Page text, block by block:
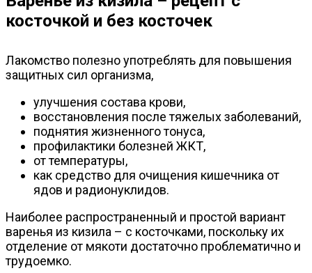
косточкой и без косточек
Лакомство полезно употреблять для повышения
защитных сил организма,
улучшения состава крови,
восстановления после тяжелых заболеваний,
поднятия жизненного тонуса,
профилактики болезней ЖКТ,
от температуры,
как средство для очищения кишечника от
ядов и радионуклидов.
Наиболее распространенный и простой вариант
варенья из кизила – с косточками, поскольку их
отделение от мякоти достаточно проблематично и
трудоемко.